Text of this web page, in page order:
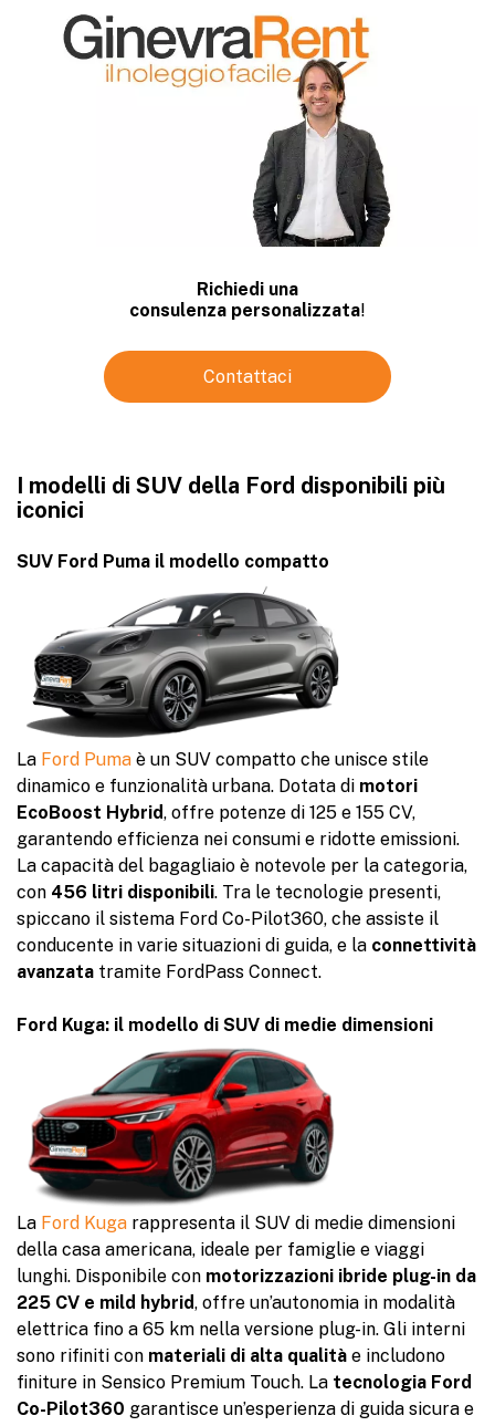
Richiedi una
consulenza personalizzata!
Contattaci
I modelli di SUV della Ford disponibili più
iconici
SUV Ford Puma il modello compatto
La Ford Puma è un SUV compatto che unisce stile
dinamico e funzionalità urbana. Dotata di motori
EcoBoost Hybrid, offre potenze di 125 e 155 CV,
garantendo efficienza nei consumi e ridotte emissioni.
La capacità del bagagliaio è notevole per la categoria,
con 456 litri disponibili. Tra le tecnologie presenti,
spiccano il sistema Ford Co-Pilot360, che assiste il
conducente in varie situazioni di guida, e la connettività
avanzata tramite FordPass Connect.
Ford Kuga: il modello di SUV di medie dimensioni
La Ford Kuga rappresenta il SUV di medie dimensioni
della casa americana, ideale per famiglie e viaggi
lunghi. Disponibile con motorizzazioni ibride plug-in da
225 CV e mild hybrid, offre un’autonomia in modalità
elettrica fino a 65 km nella versione plug-in. Gli interni
sono rifiniti con materiali di alta qualità e includono
finiture in Sensico Premium Touch. La tecnologia Ford
Co-Pilot360 garantisce un’esperienza di guida sicura e